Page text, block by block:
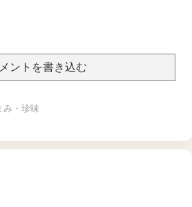
ントを書き込む
み・珍味